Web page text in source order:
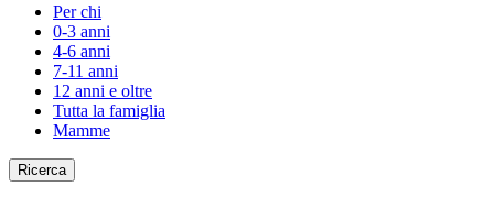
Per chi
0-3 anni
4-6 anni
7-11 anni
12 anni e oltre
Tutta la famiglia
Mamme
Ricerca